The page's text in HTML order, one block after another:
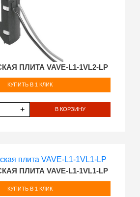
ПЛИТА VAVE-L1-1VL2-LP
КУПИТЬ В 1 КЛИК
+ В КОРЗИНУ
ПЛИТА VAVE-L1-1VL1-LP
КУПИТЬ В 1 КЛИК